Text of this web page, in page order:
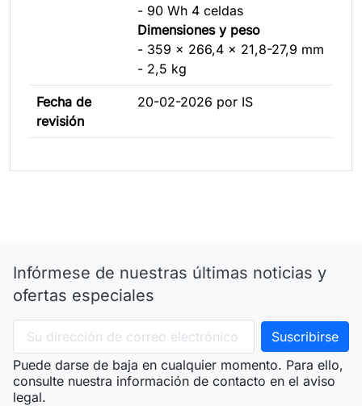
- 90 Wh 4 celdas
Dimensiones y peso
- 359 x 266,4 x 21,8-27,9 mm
- 2,5 kg
Fecha de
revisión
20-02-2026 por IS
Infórmese de nuestras últimas noticias y
ofertas especiales
Puede darse de baja en cualquier momento. Para ello,
consulte nuestra información de contacto en el aviso
legal.